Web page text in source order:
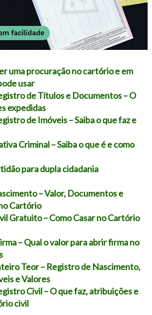
uma procuração no cartório e em
usar
de Títulos e Documentos – O
expedidas
de Imóveis – Saiba o que faz e
Criminal – Saiba o que é e como
para dupla cidadania
– Valor, Documentos e
Cartório
Gratuito – Como Casar no Cartório
– Qual o valor para abrir firma no
Teor – Registro de Nascimento,
e Valores
Civil – O que faz, atribuições e
civil